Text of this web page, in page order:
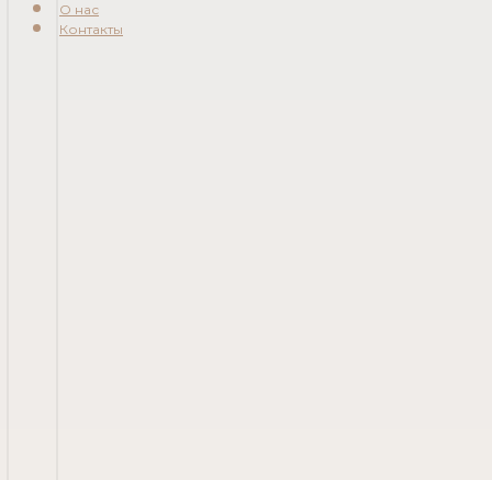
О нас
Контакты